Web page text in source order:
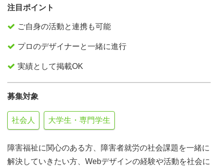
注目ポイント
ご自身の活動と連携も可能
プロのデザイナーと一緒に進行
実績として掲載OK
募集対象
社会人 大学生・専門学生
障害福祉に関心のある方、障害者就労の社会課題を一緒に
解決していきたい方、Webデザインの経験や活動を社会に